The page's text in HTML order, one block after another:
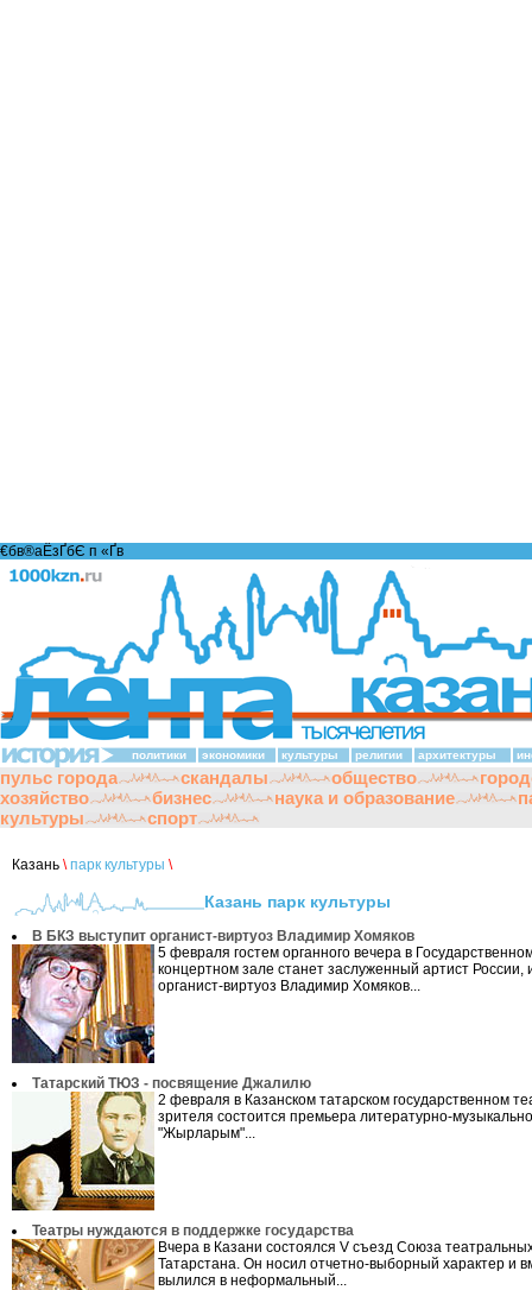
€бв®аЁзҐбЄ п «Ґ­в
политики экономики культуры религии архитектуры
пульс города скандалы общество
хозяйство
бизнес наука и образование
культуры
спорт
Казань \ парк культуры \
Казань парк культуры
В БКЗ выступит органист-виртуоз Владимир Хомяков
5 февраля гостем органного вечера в
концертном зале станет заслуженный артист России,
органист-виртуоз Владимир Хомяков...
Татарский ТЮЗ - посвящение Джалилю
2 февраля в Казанском татарском государственном
зрителя состоится премьера литературно-
"Жырларым"...
Театры нуждаются в поддержке государства
Вчера в Казани состоялся V съезд Союза
Татарстана. Он носил отчетно-выборный характер и
вылился в неформальный...